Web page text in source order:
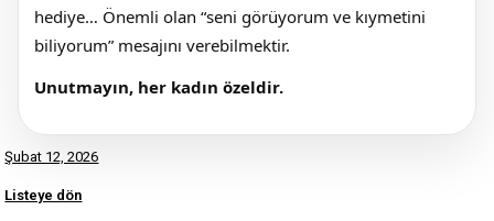
hediye… Önemli olan “seni görüyorum ve kıymetini
biliyorum” mesajını verebilmektir.
Unutmayın, her kadın özeldir.
Şubat 12, 2026
Listeye dön